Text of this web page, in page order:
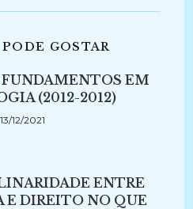
GOSTAR
EM
(2012-2012)
13/12/2021
ENTRE
E DIREITO NO QUE